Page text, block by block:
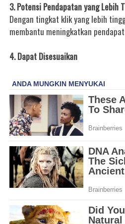
3. Potensi Pendapatan yang Lebih
Dengan tingkat klik yang lebih
membantu meningkatkan
4. Dapat Disesuaikan